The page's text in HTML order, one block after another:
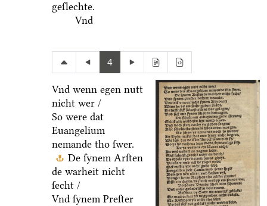
geſlechte.
Vnd
4
Vnd wenn egen nutt
nicht wer /
So were dat
Euangelium
nemande tho ſwer.
De ſynem Arſten
de warheit nicht
ſecht /
Vnd ſynem Preſter